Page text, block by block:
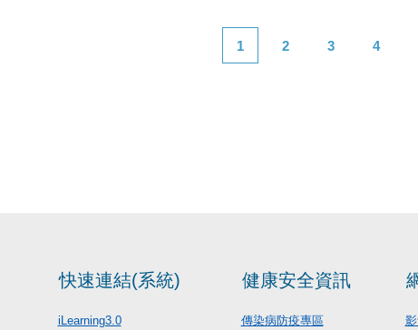
1 2 3 4
快速連結(系統)
iLearning3.0
健康安全資訊
傳染病防疫專區